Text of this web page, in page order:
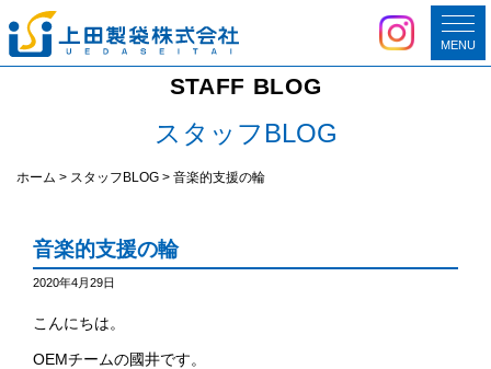
MENU
STAFF BLOG
スタッフBLOG
ホーム > スタッフBLOG > 音楽的支援の輪
音楽的支援の輪
2020年4月29日
こんにちは。
OEMチームの國井です。